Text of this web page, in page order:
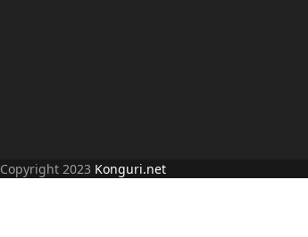
Copyright 2023 Konguri.net